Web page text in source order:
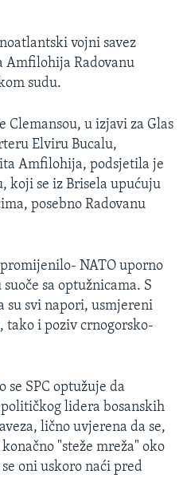
vojni savez
Amfilohija Radovanu
sudu.
Clemansou, u izjavi za Glas
Elviru Bucalu,
Amfilohija, podsjetila je
koji se iz Brisela upućuju
posebno Radovanu
NATO uporno
sa optužnicama. S
su svi napori, usmjereni
tako i poziv crnogorsko-
se SPC optužuje da
lidera bosanskih
lično uvjerena da se,
"steže mreža" oko
oni uskoro naći pred